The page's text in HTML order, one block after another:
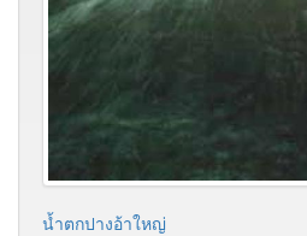
น้ำตกปางอ้าใหญ่